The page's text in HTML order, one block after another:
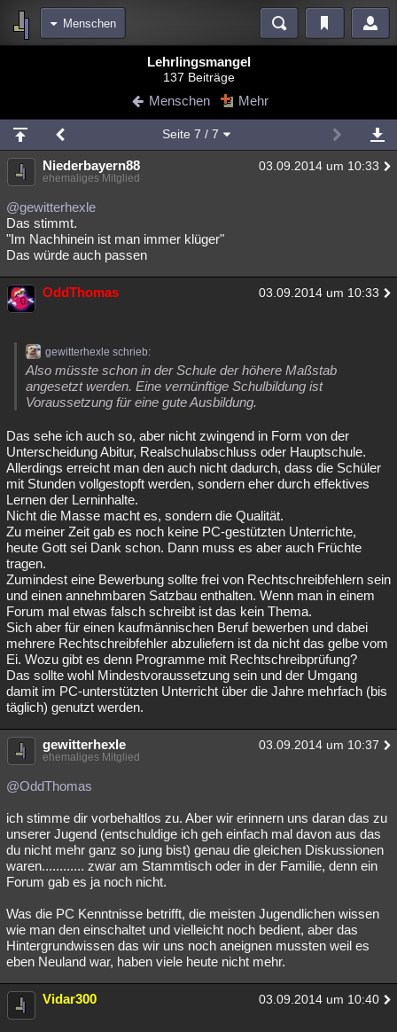
Menschen
Blogs Videos
Chat Wiki Neuigkeiten
meine Rubriken
Menschen Wissenschaft Mystery Kriminalfälle
Spiritualität
Natur Umfragen Unterhaltung
Philosophie Träume Literatur
Musik Verbesserungen Allmystery English
Übersichten
Lesenswert Schlüsselwörter
Lehrlingsmangel
137 Beiträge
Menschen Mehr
Seite 7 / 7
Niederbayern88 03.09.2014 um 10:33
ehemaliges Mitglied
@gewitterhexle
Das stimmt.
"Im Nachhinein ist man immer klüger"
Das würde auch passen
OddThomas 03.09.2014 um 10:33
gewitterhexle schrieb:
Also müsste schon in der Schule der höhere Maßstab
angesetzt werden. Eine vernünftige Schulbildung ist
Voraussetzung für eine gute Ausbildung.
Das sehe ich auch so, aber nicht zwingend in Form von der
Unterscheidung Abitur, Realschulabschluss oder Hauptschule.
Allerdings erreicht man den auch nicht dadurch, dass die Schüler
mit Stunden vollgestopft werden, sondern eher durch effektives
Lernen der Lerninhalte.
Nicht die Masse macht es, sondern die Qualität.
Zu meiner Zeit gab es noch keine PC-gestützten Unterrichte,
heute Gott sei Dank schon. Dann muss es aber auch Früchte
tragen.
Zumindest eine Bewerbung sollte frei von Rechtschreibfehlern sein
und einen annehmbaren Satzbau enthalten. Wenn man in einem
Forum mal etwas falsch schreibt ist das kein Thema.
Sich aber für einen kaufmännischen Beruf bewerben und dabei
mehrere Rechtschreibfehler abzuliefern ist da nicht das gelbe vom
Ei. Wozu gibt es denn Programme mit Rechtschreibprüfung?
Das sollte wohl Mindestvoraussetzung sein und der Umgang
damit im PC-unterstützten Unterricht über die Jahre mehrfach (bis
täglich) genutzt werden.
gewitterhexle 03.09.2014 um 10:37
ehemaliges Mitglied
@OddThomas
ich stimme dir vorbehaltlos zu. Aber wir erinnern uns daran das zu
unserer Jugend (entschuldige ich geh einfach mal davon aus das
du nicht mehr ganz so jung bist) genau die gleichen Diskussionen
waren............ zwar am Stammtisch oder in der Familie, denn ein
Forum gab es ja noch nicht.
Was die PC Kenntnisse betrifft, die meisten Jugendlichen wissen
wie man den einschaltet und vielleicht noch bedient, aber das
Hintergrundwissen das wir uns noch aneignen mussten weil es
eben Neuland war, haben viele heute nicht mehr.
Vidar300 03.09.2014 um 10:40